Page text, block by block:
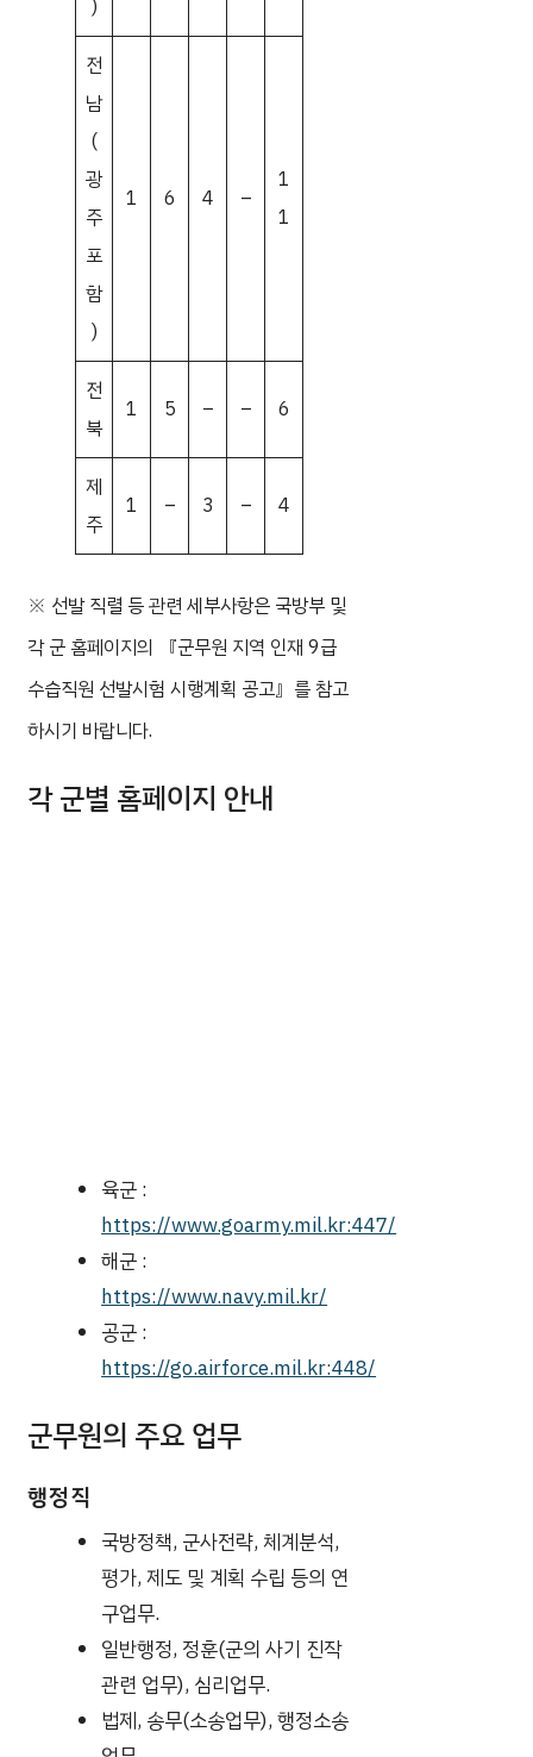
)
전
남
(
광
주
포
함
)
1 6 4 –
1
1
전
북
1 5 – – 6
제
주
1 – 3 – 4
※ 선발 직렬 등 관련 세부사항은 국방부 및
각 군 홈페이지의 『군무원 지역 인재 9급
수습직원 선발시험 시행계획 공고』를 참고
하시기 바랍니다.
각 군별 홈페이지 안내
육군 :
https://www.goarmy.mil.kr:447/
해군 :
https://www.navy.mil.kr/
공군 :
https://go.airforce.mil.kr:448/
군무원의 주요 업무
행정직
국방정책, 군사전략, 체계분석,
평가, 제도 및 계획 수립 등의 연
구업무.
일반행정, 정훈(군의 사기 진작
관련 업무), 심리업무.
법제, 송무(소송업무), 행정소송